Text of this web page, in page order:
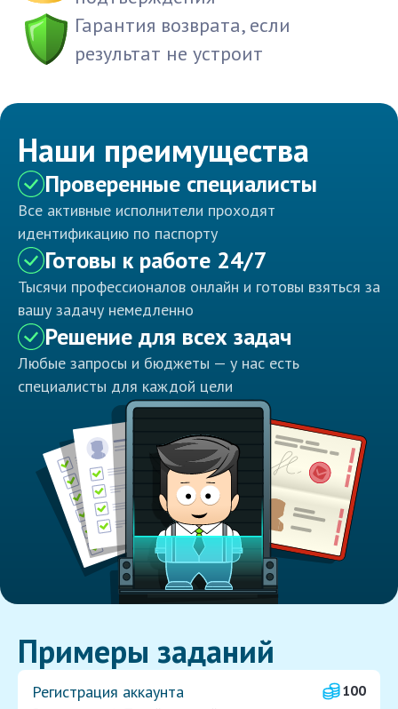
Гарантия возврата, если
результат не устроит
Наши преимущества
Проверенные специалисты
Все активные исполнители проходят
идентификацию по паспорту
Готовы к работе 24/7
Тысячи профессионалов онлайн и готовы взяться за
вашу задачу немедленно
Решение для всех задач
Любые запросы и бюджеты — у нас есть
специалисты для каждой цели
Примеры заданий
Регистрация аккаунта
100